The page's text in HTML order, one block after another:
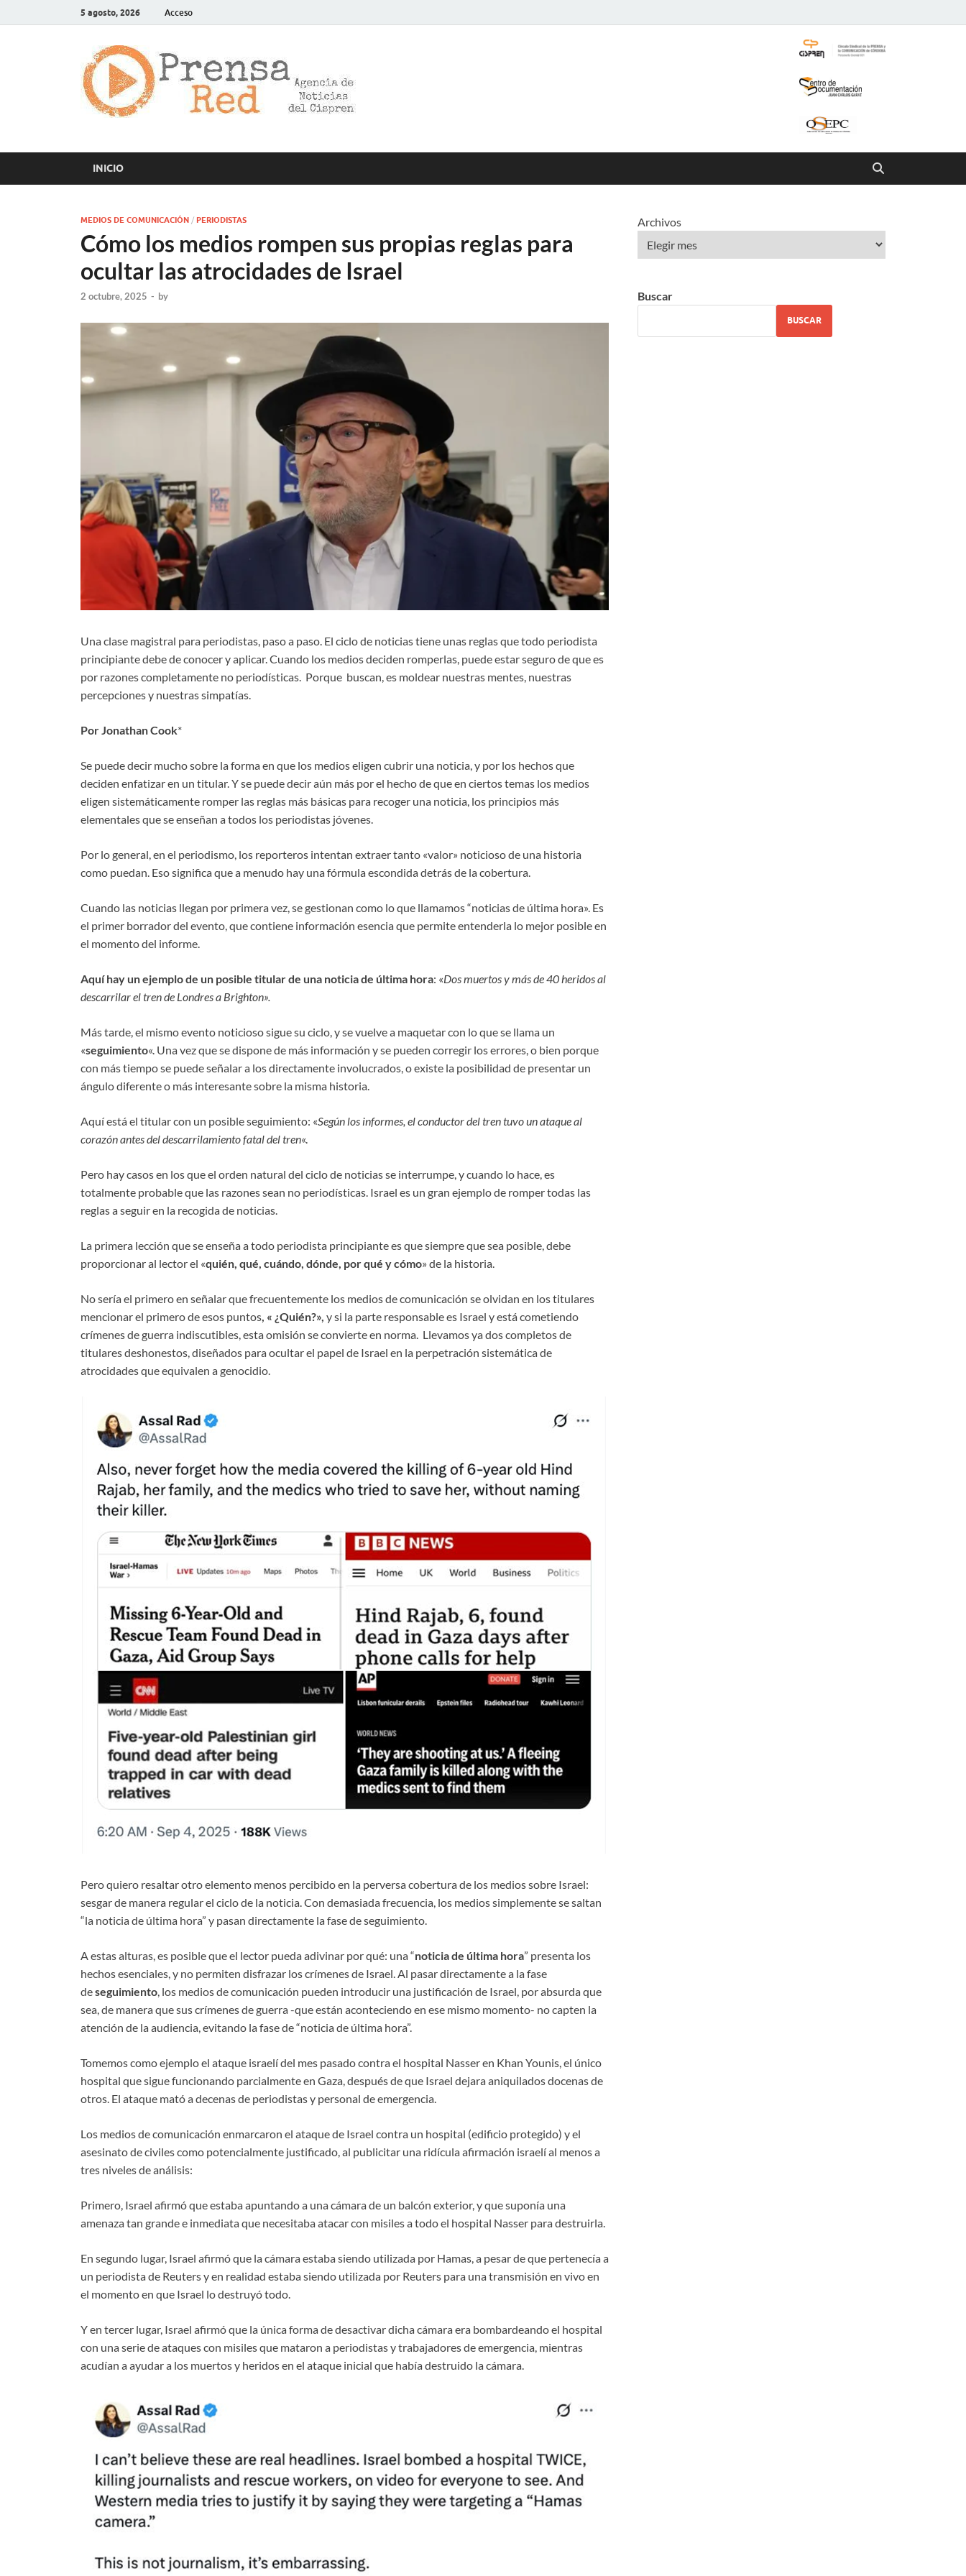
5 agosto, 2026 Acceso
INICIO
MEDIOS DE COMUNICACIÓN / PERIODISTAS
Cómo los medios rompen sus propias reglas para
ocultar las atrocidades de Israel
2 octubre, 2025 - by
Una clase magistral para periodistas, paso a paso. El ciclo de noticias tiene unas reglas que todo periodista
principiante debe de conocer y aplicar. Cuando los medios deciden romperlas, puede estar seguro de que es
por razones completamente no periodísticas. Porque buscan, es moldear nuestras mentes, nuestras
percepciones y nuestras simpatías.
Por Jonathan Cook*
Se puede decir mucho sobre la forma en que los medios eligen cubrir una noticia, y por los hechos que
deciden enfatizar en un titular. Y se puede decir aún más por el hecho de que en ciertos temas los medios
eligen sistemáticamente romper las reglas más básicas para recoger una noticia, los principios más
elementales que se enseñan a todos los periodistas jóvenes.
Por lo general, en el periodismo, los reporteros intentan extraer tanto «valor» noticioso de una historia
como puedan. Eso significa que a menudo hay una fórmula escondida detrás de la cobertura.
Cuando las noticias llegan por primera vez, se gestionan como lo que llamamos “noticias de última hora». Es
el primer borrador del evento, que contiene información esencia que permite entenderla lo mejor posible en
el momento del informe.
Aquí hay un ejemplo de un posible titular de una noticia de última hora: «Dos muertos y más de 40 heridos al
descarrilar el tren de Londres a Brighton».
Más tarde, el mismo evento noticioso sigue su ciclo, y se vuelve a maquetar con lo que se llama un
«seguimiento«. Una vez que se dispone de más información y se pueden corregir los errores, o bien porque
con más tiempo se puede señalar a los directamente involucrados, o existe la posibilidad de presentar un
ángulo diferente o más interesante sobre la misma historia.
Aquí está el titular con un posible seguimiento: «Según los informes, el conductor del tren tuvo un ataque al
corazón antes del descarrilamiento fatal del tren«.
Pero hay casos en los que el orden natural del ciclo de noticias se interrumpe, y cuando lo hace, es
totalmente probable que las razones sean no periodísticas. Israel es un gran ejemplo de romper todas las
reglas a seguir en la recogida de noticias.
La primera lección que se enseña a todo periodista principiante es que siempre que sea posible, debe
proporcionar al lector el «quién, qué, cuándo, dónde, por qué y cómo» de la historia.
No sería el primero en señalar que frecuentemente los medios de comunicación se olvidan en los titulares
mencionar el primero de esos puntos, « ¿Quién?», y si la parte responsable es Israel y está cometiendo
crímenes de guerra indiscutibles, esta omisión se convierte en norma. Llevamos ya dos completos de
titulares deshonestos, diseñados para ocultar el papel de Israel en la perpetración sistemática de
atrocidades que equivalen a genocidio.
Pero quiero resaltar otro elemento menos percibido en la perversa cobertura de los medios sobre Israel:
sesgar de manera regular el ciclo de la noticia. Con demasiada frecuencia, los medios simplemente se saltan
“la noticia de última hora” y pasan directamente la fase de seguimiento.
A estas alturas, es posible que el lector pueda adivinar por qué: una “noticia de última hora” presenta los
hechos esenciales, y no permiten disfrazar los crímenes de Israel. Al pasar directamente a la fase
deseguimiento, los medios de comunicación pueden introducir una justificación de Israel, por absurda que
sea, de manera que sus crímenes de guerra -que están aconteciendo en ese mismo momento- no capten la
atención de la audiencia, evitando la fase de “noticia de última hora”.
Tomemos como ejemplo el ataque israelí del mes pasado contra el hospital Nasser en Khan Younis, el único
hospital que sigue funcionando parcialmente en Gaza, después de que Israel dejara aniquilados docenas de
otros. El ataque mató a decenas de periodistas y personal de emergencia.
Los medios de comunicación enmarcaron el ataque de Israel contra un hospital (edificio protegido) y el
asesinato de civiles como potencialmente justificado, al publicitar una ridícula afirmación israelí al menos a
tres niveles de análisis:
Primero, Israel afirmó que estaba apuntando a una cámara de un balcón exterior, y que suponía una
amenaza tan grande e inmediata que necesitaba atacar con misiles a todo el hospital Nasser para destruirla.
En segundo lugar, Israel afirmó que la cámara estaba siendo utilizada por Hamas, a pesar de que pertenecía a
un periodista de Reuters y en realidad estaba siendo utilizada por Reuters para una transmisión en vivo en
el momento en que Israel lo destruyó todo.
Y en tercer lugar, Israel afirmó que la única forma de desactivar dicha cámara era bombardeando el hospital
con una serie de ataques con misiles que mataron a periodistas y trabajadores de emergencia, mientras
acudían a ayudar a los muertos y heridos en el ataque inicial que había destruido la cámara.
Archivos
Buscar
BUSCAR